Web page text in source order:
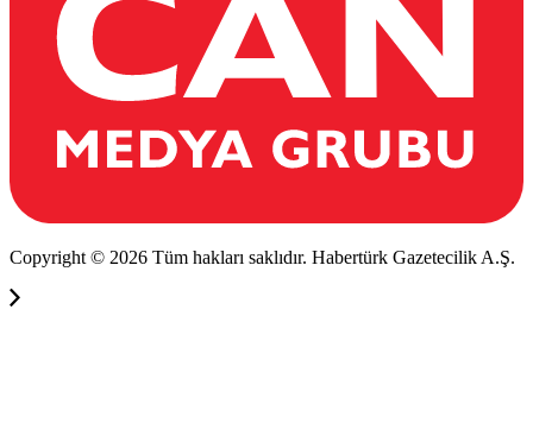
Copyright © 2026 Tüm hakları saklıdır. Habertürk Gazetecilik A.Ş.